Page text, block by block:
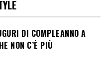
DI COMPLEANNO A
NON C’È PIÙ